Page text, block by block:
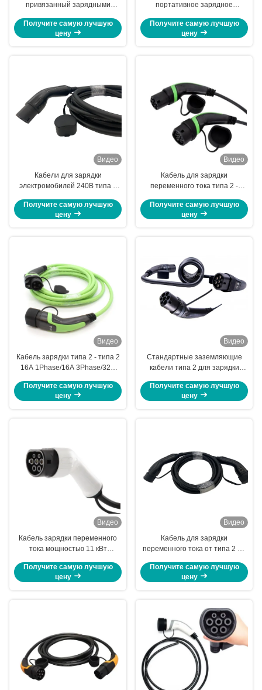
привязанный зарядными
7kW
Получите самую лучшую
цену
портативное зарядное
электромобилей с
сертификацией CE и
Получите самую лучшую
цену
Видео
Кабели для зарядки
электромобилей 240В типа 2
32А/16А ПЭ-терминал для
гибких вариантов зарядки
Получите самую лучшую
цену
Видео
Кабель для зарядки
переменного тока типа 2 -
11Kw/22Kw Кабель для зарядки
типа 2 до типа 2
Получите самую лучшую
цену
Видео
Кабель зарядки типа 2 - типа 2
16A 1Phase/16A 3Phase/32A
Получите самую лучшую
цену
Видео
Стандартные заземляющие
кабели типа 2 для зарядки
материалами Huntsman и
уровнем защиты IP65
Получите самую лучшую
цену
Видео
Кабель зарядки переменного
тока мощностью 11 кВт
В для электромобилей
длительного действия
Получите самую лучшую
цену
Видео
Кабель для зарядки
переменного тока от типа 2 до
IEC 11Kw/22Kw
Получите самую лучшую
цену